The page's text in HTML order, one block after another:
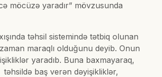
möcüzə yaradır” mövzusunda
təhsil sistemində tətbiq olunan
maraqlı olduğunu deyib. Onun
yaradıb. Buna baxmayaraq,
baş verən dəyişikliklər,